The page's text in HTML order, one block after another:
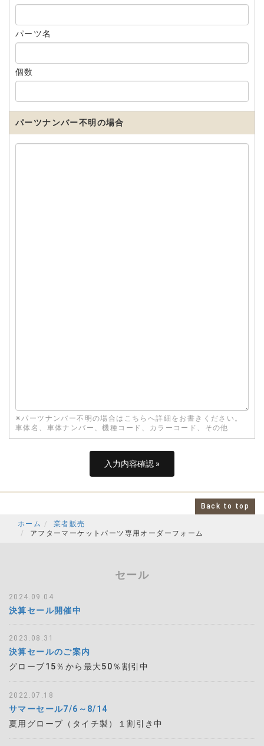
パーツ名
個数
パーツナンバー不明の場合
※パーツナンバー不明の場合はこちらへ詳細をお書きください。
車体名、車体ナンバー、機種コード、カラーコード、その他
Back to top
ホーム
業者販売
アフターマーケットパーツ専用オーダーフォーム
セール
2024.09.04
決算セール開催中
2023.08.31
決算セールのご案内
グローブ15％から最大50％割引中
2022.07.18
サマーセール7/6～8/14
夏用グローブ（タイチ製）１割引き中